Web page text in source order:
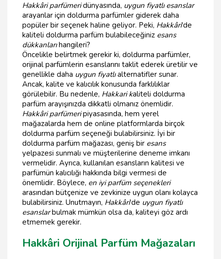
Hakkâri parfümeridünyasında, uygun fiyatlı esanslar
arayanlar için doldurma parfümler giderek daha
popüler bir seçenek haline geliyor. Peki, Hakkâri'de
kaliteli doldurma parfüm bulabileceğiniz esans
dükkanlarıhangileri?
Öncelikle belirtmek gerekir ki, doldurma parfümler,
orijinal parfümlerin esanslarını taklit ederek üretilir ve
genellikle daha uygun fiyatlıalternatifler sunar.
Ancak, kalite ve kalıcılık konusunda farklılıklar
görülebilir. Bu nedenle, Hakkari kaliteli doldurma
parfüm arayışınızda dikkatli olmanız önemlidir.
Hakkâri parfümeripiyasasında, hem yerel
mağazalarda hem de online platformlarda birçok
doldurma parfüm seçeneği bulabilirsiniz. İyi bir
doldurma parfüm mağazası, geniş bir esans
yelpazesi sunmalı ve müşterilerine deneme imkanı
vermelidir. Ayrıca, kullanılan esansların kalitesi ve
parfümün kalıcılığı hakkında bilgi vermesi de
önemlidir. Böylece, en iyi parfüm seçenekleri
arasından bütçenize ve zevkinize uygun olanı kolayca
bulabilirsiniz. Unutmayın, Hakkâri'de uygun fiyatlı
esanslarbulmak mümkün olsa da, kaliteyi göz ardı
etmemek gerekir.
Hakkâri Orijinal Parfüm Mağazaları